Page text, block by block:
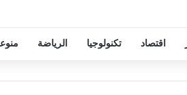
اقتصاد تكنولوجيا الرياضة